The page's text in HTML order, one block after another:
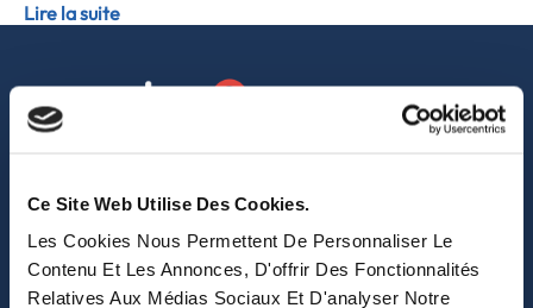
Ce Site Web Utilise Des Cookies.
Les Cookies Nous Permettent De Personnaliser Le
Contenu Et Les Annonces, D'offrir Des Fonctionnalités
Relatives Aux Médias Sociaux Et D'analyser Notre
Lire la suite
(+852) 3621 0156
308 Des Voeux Rd Central – Unit 2607, 26/F